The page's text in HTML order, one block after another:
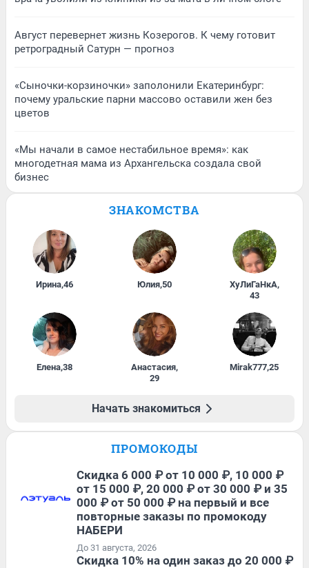
Август перевернет жизнь Козерогов. К чему готовит
ретроградный Сатурн — прогноз
«Сыночки-корзиночки» заполонили Екатеринбург:
почему уральские парни массово оставили жен без
цветов
«Мы начали в самое нестабильное время»: как
многодетная мама из Архангельска создала свой
бизнес
ЗНАКОМСТВА
Ирина,46 Юлия,50 ХуЛиГаНкА,
43
Елена,38 Анастасия,
29
Mirak777,25
Начать знакомиться
ПРОМОКОДЫ
Скидка 6 000 ₽ от 10 000 ₽, 10 000 ₽
от 15 000 ₽, 20 000 ₽ от 30 000 ₽ и 35
000 ₽ от 50 000 ₽ на первый и все
повторные заказы по промокоду
НАБЕРИ
До 31 августа, 2026
Скидка 10% на один заказ до 20 000 ₽